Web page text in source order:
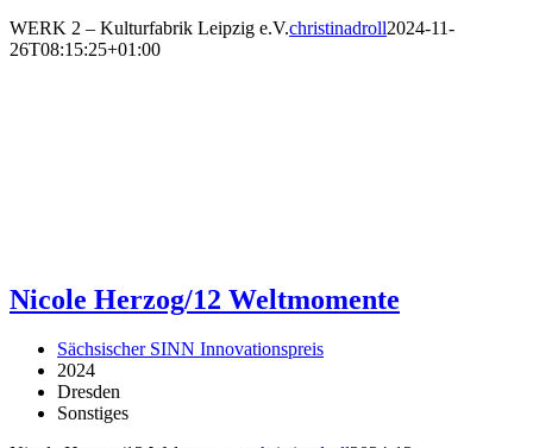
WERK 2 – Kulturfabrik Leipzig e.V.christinadroll2024-11-
26T08:15:25+01:00
Nicole Herzog/12 Weltmomente
Sächsischer SINN Innovationspreis
2024
Dresden
Sonstiges